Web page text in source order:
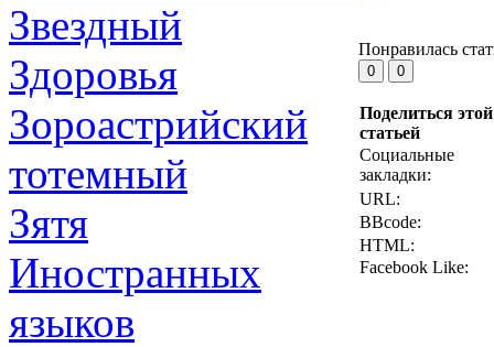
Звездный
Здоровья
Зороастрийский
тотемный
Зятя
Иностранных
языков
Понравилась
Поделиться этой
статьей
Социальные
закладки:
URL:
BBcode:
HTML:
Facebook Like: